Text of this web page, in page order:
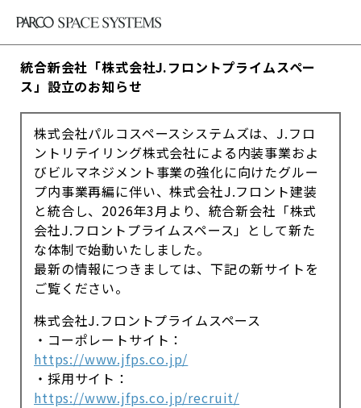
統合新会社「株式会社J.フロントプライムスペー
ス」設立のお知らせ
株式会社パルコスペースシステムズは、J.フロ
ントリテイリング株式会社による内装事業およ
びビルマネジメント事業の強化に向けたグルー
プ内事業再編に伴い、株式会社J.フロント建装
と統合し、2026年3月より、統合新会社「株式
会社J.フロントプライムスペース」として新た
な体制で始動いたしました。
最新の情報につきましては、下記の新サイトを
ご覧ください。
株式会社J.フロントプライムスペース
・コーポレートサイト：
https://www.jfps.co.jp/
・採用サイト：
https://www.jfps.co.jp/recruit/